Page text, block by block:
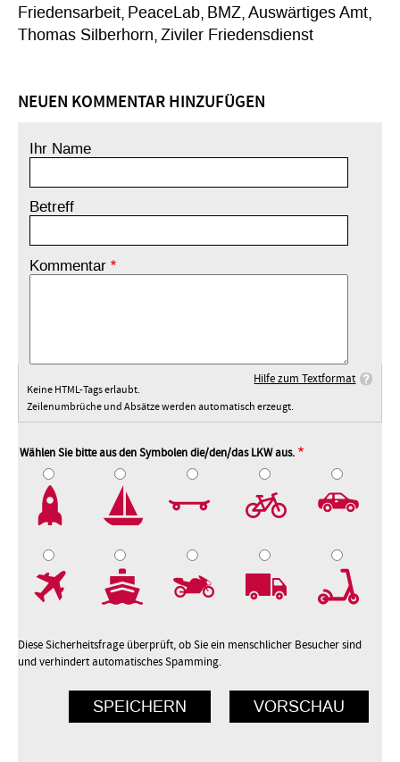
Friedensarbeit PeaceLab BMZ Auswärtiges Amt
Thomas Silberhorn Ziviler Friedensdienst
NEUEN KOMMENTAR HINZUFÜGEN
Ihr Name
Betreff
Kommentar
Hilfe zum Textformat
Keine HTML-Tags erlaubt.
Zeilenumbrüche und Absätze werden automatisch erzeugt.
Wählen Sie bitte aus den Symbolen die/den/das LKW aus.
Diese Sicherheitsfrage überprüft, ob Sie ein menschlicher Besucher sind
und verhindert automatisches Spamming.